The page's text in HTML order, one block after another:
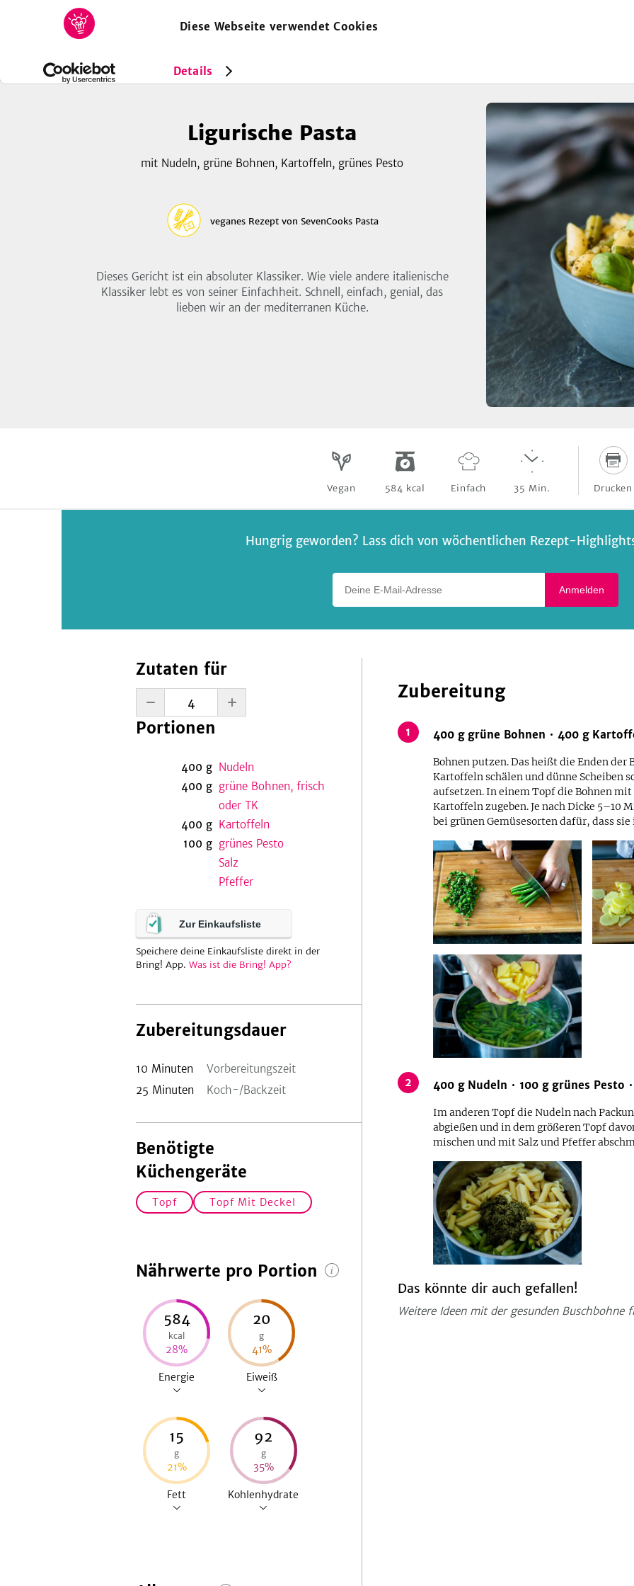
Diese Webseite verwendet Cookies
Details
REZEPTE SAMMLUNGEN MAGAZIN
Rezepte Vegan Ligurische Pasta
zeigen
Ligurische Pasta
mit Nudeln, grüne Bohnen, Kartoffeln, grünes Pesto
veganes Rezeptvon SevenCooks Pasta
Dieses Gericht ist ein absoluter Klassiker. Wie viele andere italienische
Klassiker lebt es von seiner Einfachheit. Schnell, einfach, genial, das
lieben wir an der mediterranen Küche.
Vegan 584 kcal Einfach 35 Min. Drucken
Hungrig geworden? Lass dich von wöchentlichen Rezept-
Anmelden
Zutaten für
Portionen
400 g Nudeln
400 g grüne Bohnen, frisch
oder TK
400 g Kartoffeln
100 g grünes Pesto
Salz
Pfeffer
Zur Einkaufsliste
Speichere deine Einkaufsliste direkt in der
Bring! App. Was ist die Bring! App?
Zubereitungsdauer
10 Minuten
Vorbereitungszeit
25 Minuten Koch-/Backzeit
Benötigte
Küchengeräte
Topf Topf Mit Deckel
Nährwerte pro Portion
584
kcal
28%
Energie
20
g
41%
Eiweiß
15
g
21%
Fett
92
g
35%
Kohlenhydrate
Zubereitung
1 400 g grüne Bohnen 400 g
Bohnen putzen. Das heißt die Enden der
Kartoffeln schälen und dünne Scheiben
aufsetzen. In einem Topf die Bohnen
Kartoffeln zugeben. Je nach Dicke 5–10
bei grünen Gemüsesorten dafür, dass
2 400 g Nudeln 100 g grünes Pesto
Im anderen Topf die Nudeln nach
abgießen und in dem größeren Topf
mischen und mit Salz und Pfeffer
Das könnte dir auch gefallen!
Weitere Ideen mit der gesunden Buschbohne